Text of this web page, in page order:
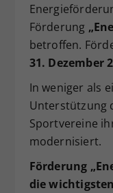
Förderung
betroffen.
31. Dezember
In weniger als
Unterstützung
Sportvereine
modernisiert.
Förderung
die
Zweck
hat.